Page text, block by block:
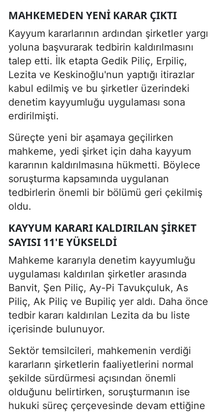
MAHKEMEDEN YENI KARAR ÇIKTI
Kayyum kararlarının ardından şirketler yargı
yoluna başvurarak tedbirin kaldırılmasını
talep etti. İlk etapta Gedik Piliç, Erpiliç,
Lezita ve Keskinoğlu'nun yaptığı itirazlar
kabul edilmiş ve bu şirketler üzerindeki
denetim kayyumluğu uygulaması sona
erdirilmişti.
Süreçte yeni bir aşamaya geçilirken
mahkeme, yedi şirket için daha kayyum
kararının kaldırılmasına hükmetti. Böylece
soruşturma kapsamında uygulanan
tedbirlerin önemli bir bölümü geri çekilmiş
oldu.
KAYYUM KARARI KALDIRILAN ŞIRKET
SAYISI 11'E YÜKSELDI
Mahkeme kararıyla denetim kayyumluğu
uygulaması kaldırılan şirketler arasında
Banvit, Şen Piliç, Ay-Pi Tavukçuluk, As
Piliç, Ak Piliç ve Bupiliç yer aldı. Daha önce
tedbir kararı kaldırılan Lezita da bu liste
içerisinde bulunuyor.
Sektör temsilcileri, mahkemenin verdiği
kararların şirketlerin faaliyetlerini normal
şekilde sürdürmesi açısından önemli
olduğunu belirtirken, soruşturmanın ise
hukuki süreç çerçevesinde devam ettiğine